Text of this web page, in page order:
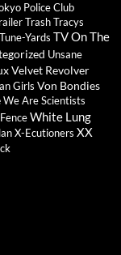
Police Club
Trash Tracys
Tune-Yards TV On The
Unsane
Velvet Revolver
Girls Von Bondies
We Are Scientists
White Lung
X-Ecutioners XX